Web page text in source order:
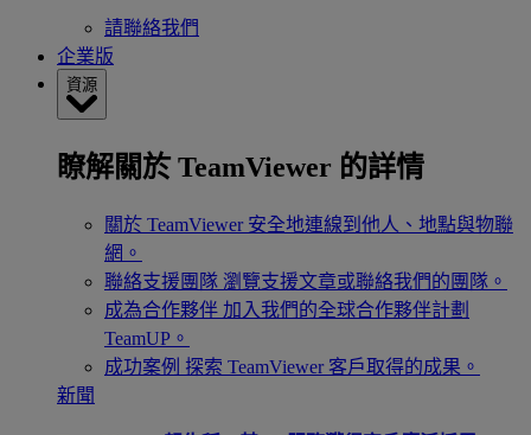
請聯絡我們
企業版
資源
瞭解關於 TeamViewer 的詳情
關於 TeamViewer 安全地連線到他人、地點與物聯
網。
聯絡支援團隊 瀏覽支援文章或聯絡我們的團隊。
成為合作夥伴 加入我們的全球合作夥伴計劃
TeamUP。
成功案例 探索 TeamViewer 客戶取得的成果。
新聞